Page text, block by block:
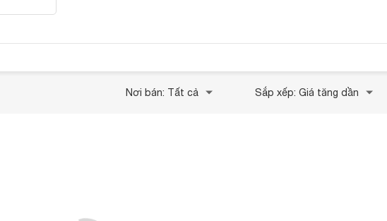
Nơi bán: Tất cả Sắp xếp: Giá tăng dần